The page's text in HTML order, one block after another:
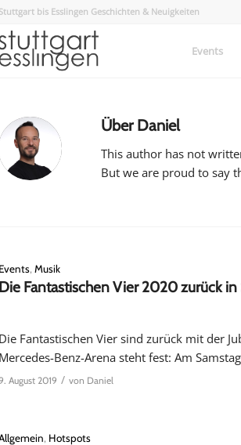
Stuttgart bis Esslingen Geschichten & Neuigkeiten
Events
Über Daniel
This author has not
But we are proud to say
Events, Musik
Die Fantastischen Vier 2020 zurück in
Die Fantastischen Vier sind zurück mit der
Mercedes-Benz-Arena steht fest: Am
August 2019 / von Daniel
, Hotspots